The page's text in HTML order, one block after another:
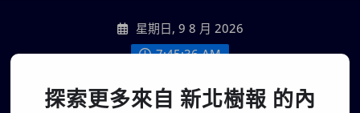
content
星期日, 9 8 月 2026
7:45:37 AM
聯絡我們
探索更多來自 新北樹報 的內